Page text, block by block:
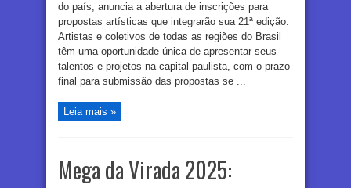
do país, anuncia a abertura de inscrições para
propostas artísticas que integrarão sua 21ª edição.
Artistas e coletivos de todas as regiões do Brasil
têm uma oportunidade única de apresentar seus
talentos e projetos na capital paulista, com o prazo
final para submissão das propostas se ...
Leia mais »
Mega da Virada 2025: